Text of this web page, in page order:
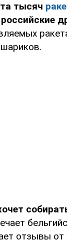
тысяч
отзывы